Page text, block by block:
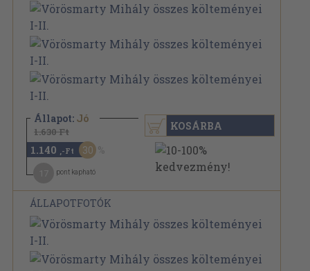
Állapot: Jó
1.630 Ft
1.140 ,-Ft 30
pont kapható
KOSÁRBA
ÁLLAPOTFOTÓK